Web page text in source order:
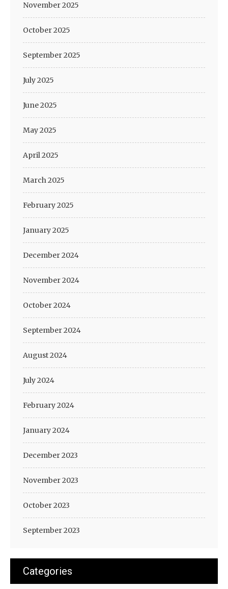
November 2025
October 2025
September 2025
July 2025
June 2025
May 2025
April 2025
March 2025
February 2025
January 2025
December 2024
November 2024
October 2024
September 2024
August 2024
July 2024
February 2024
January 2024
December 2023
November 2023
October 2023
September 2023
Categories